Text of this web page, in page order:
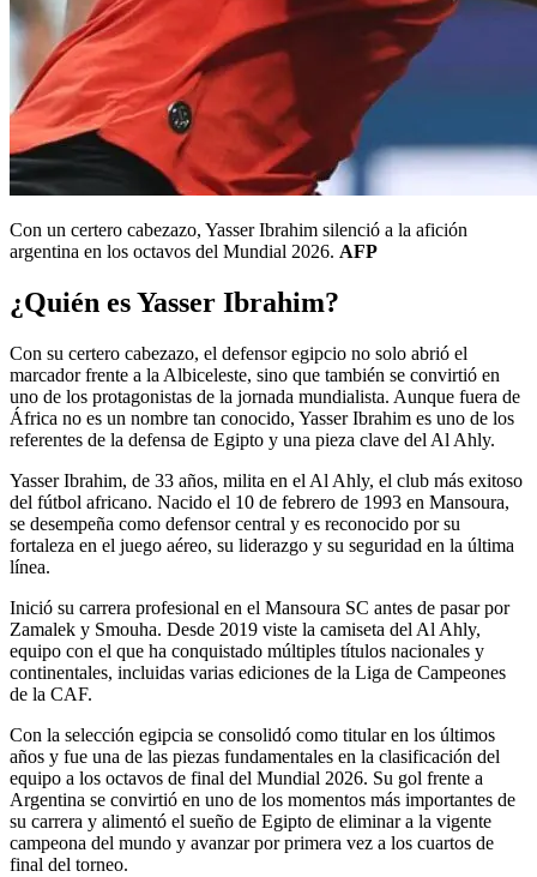
Con un certero cabezazo, Yasser Ibrahim silenció a la afición
argentina en los octavos del Mundial 2026. AFP
¿Quién es Yasser Ibrahim?
Con su certero cabezazo, el defensor egipcio no solo abrió el
marcador frente a la Albiceleste, sino que también se convirtió en
uno de los protagonistas de la jornada mundialista. Aunque fuera de
África no es un nombre tan conocido, Yasser Ibrahim es uno de los
referentes de la defensa de Egipto y una pieza clave del Al Ahly.
Yasser Ibrahim, de 33 años, milita en el Al Ahly, el club más exitoso
del fútbol africano. Nacido el 10 de febrero de 1993 en Mansoura,
se desempeña como defensor central y es reconocido por su
fortaleza en el juego aéreo, su liderazgo y su seguridad en la última
línea.
Inició su carrera profesional en el Mansoura SC antes de pasar por
Zamalek y Smouha. Desde 2019 viste la camiseta del Al Ahly,
equipo con el que ha conquistado múltiples títulos nacionales y
continentales, incluidas varias ediciones de la Liga de Campeones
de la CAF.
Con la selección egipcia se consolidó como titular en los últimos
años y fue una de las piezas fundamentales en la clasificación del
equipo a los octavos de final del Mundial 2026. Su gol frente a
Argentina se convirtió en uno de los momentos más importantes de
su carrera y alimentó el sueño de Egipto de eliminar a la vigente
campeona del mundo y avanzar por primera vez a los cuartos de
final del torneo.